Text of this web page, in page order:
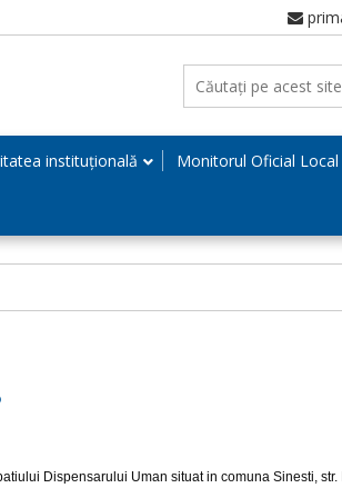
instituțională Monitorul Oficial Local
Dispensarului Uman situat in comuna Sinesti, str.